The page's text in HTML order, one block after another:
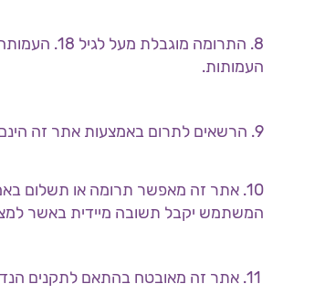
8. התרומה
העמותות.
9. הרשאים לתרום באמצעות אתר זה הינם מי שכשירים לבצע פעולות משפטיות על פי חוק בלבד.
10. אתר זה מאפשר תרומה או תשלום
המשתמש יקבל תשובה מיידית באשר
11. אתר זה מאובטח בהתאם לתקנים הנדרשים. חברת הסליקה של האתר עומדת בתקן PCI.